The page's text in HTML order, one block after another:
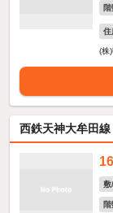
住
(株
西鉄天神大牟田
敷